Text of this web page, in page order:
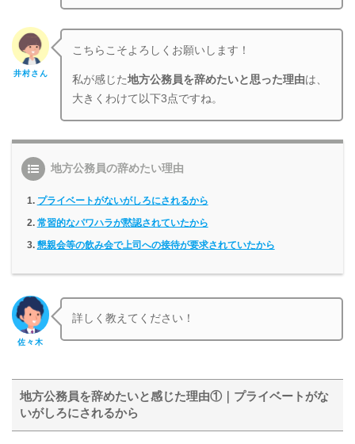
井村さん
こちらこそよろしくお願いします！
私が感じた地方公務員を辞めたいと思った理由は、
大きくわけて以下3点ですね。
地方公務員の辞めたい理由
プライベートがないがしろにされるから
常習的なパワハラが黙認されていたから
懇親会等の飲み会で上司への接待が要求されていたから
佐々木
詳しく教えてください！
地方公務員を辞めたいと感じた理由①｜プライベートがな
いがしろにされるから